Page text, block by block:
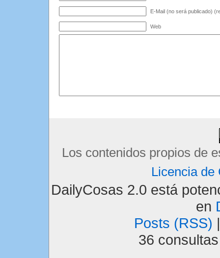
E-Mail (no será publicado)
Web
Los contenidos propios de
Licencia de
DailyCosas 2.0 está
en
Posts (RSS)
36